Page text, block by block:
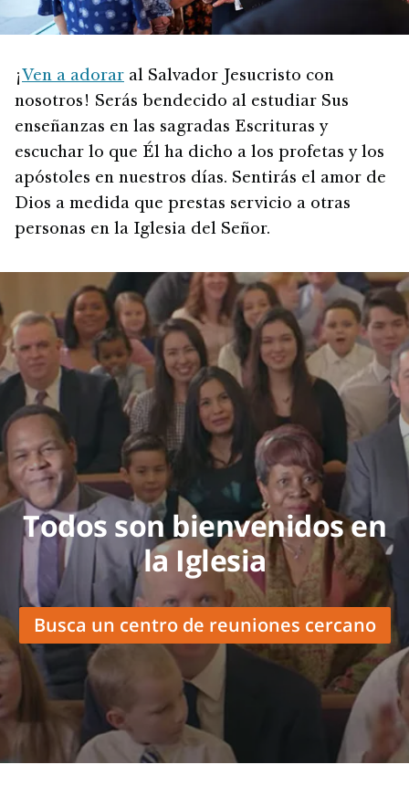
¡ Ven a adorar al Salvador Jesucristo con
nosotros! Serás bendecido al estudiar Sus
enseñanzas en las sagradas Escrituras y
escuchar lo que Él ha dicho a los profetas y los
apóstoles en nuestros días. Sentirás el amor de
Dios a medida que prestas servicio a otras
personas en la Iglesia del Señor.
Todos son bienvenidos en
la Iglesia
Busca un centro de reuniones cercano